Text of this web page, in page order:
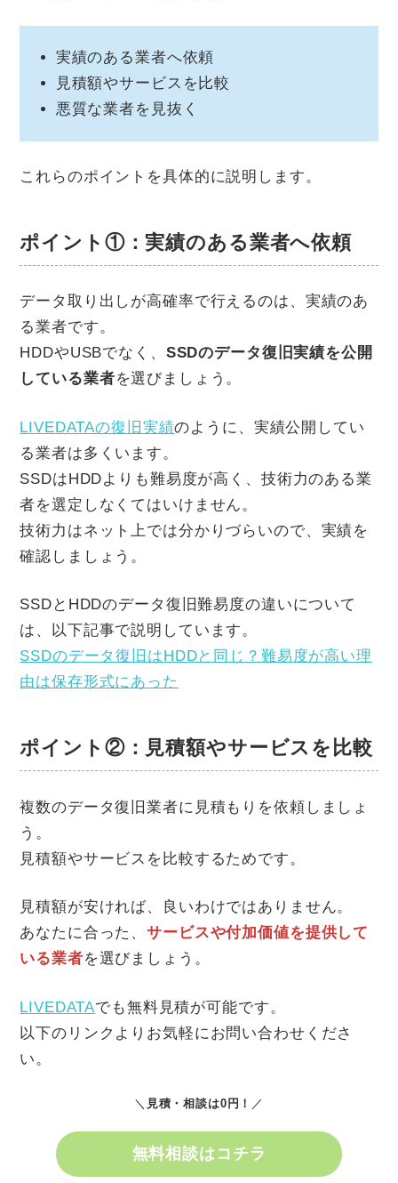
実績のある業者へ依頼
見積額やサービスを比較
悪質な業者を見抜く
これらのポイントを具体的に説明します。
ポイント①：実績のある業者へ依頼
データ取り出しが高確率で行えるのは、実績のあ
る業者です。
HDDやUSBでなく、 SSDのデータ復旧実績を公開
している業者を選びましょう。
LIVEDATAの復旧実績のように、実績公開してい
る業者は多くいます。
SSDはHDDよりも難易度が高く、技術力のある業
者を選定しなくてはいけません。
技術力はネット上では分かりづらいので、実績を
確認しましょう。
SSDとHDDのデータ復旧難易度の違いについて
は、以下記事で説明しています。
SSDのデータ復旧はHDDと同じ？難易度が高い理
由は保存形式にあった
ポイント②：見積額やサービスを比較
複数のデータ復旧業者に見積もりを依頼しましょ
う。
見積額やサービスを比較するためです。
見積額が安ければ、良いわけではありません。
あなたに合った、サービスや付加価値を提供して
いる業者を選びましょう。
LIVEDATAでも無料見積が可能です。
以下のリンクよりお気軽にお問い合わせくださ
い。
＼ 見積・相談は0円 ！ ／
無料相談はコチラ